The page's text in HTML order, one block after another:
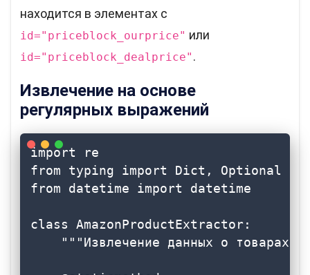
находится в элементах с
id="priceblock_ourprice" или
id="priceblock_dealprice" .
Извлечение на основе
регулярных выражений
import re
from typing import Dict, Optional
from datetime import datetime
class AmazonProductExtractor:
"""Извлечение данных о товарах